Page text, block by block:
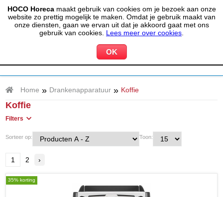
HOCO Horecamaakt gebruik van cookies om je bezoek aan onze
website zo prettig mogelijk te maken. Omdat je gebruik maakt van
onze diensten, gaan we ervan uit dat je akkoord gaat met ons
gebruik van cookies. Lees meer over cookies
(020) 497 6325 info@hocohoreca.nl
MIJN ACCOUNT 0 WINKELWAGEN
Home » Drankenapparatuur » Koffie
Koffie
Filters
Sorteer op: Toon:
1 2 ›
35% korting